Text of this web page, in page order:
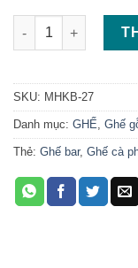
Ghế sắt chân cao
SKU: MHKB-27
Danh mục: GHẾ, Ghế
Thẻ: Ghế bar, Ghế cà